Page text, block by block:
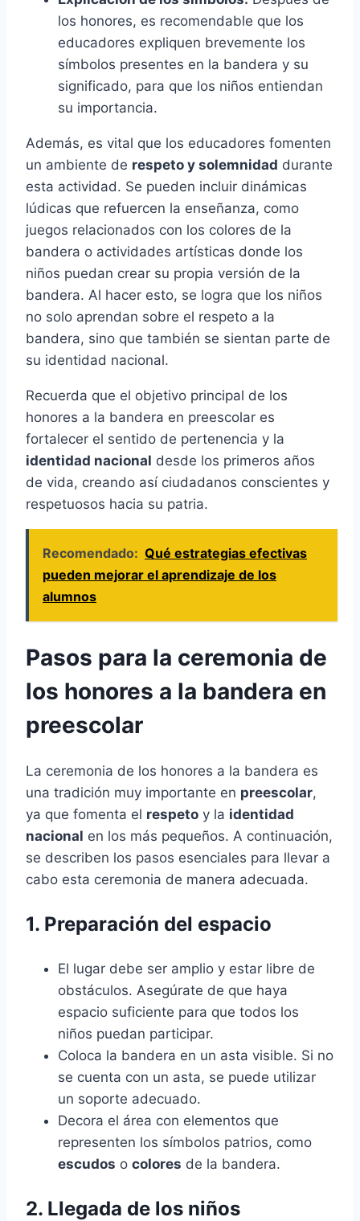
los honores, es recomendable que los
educadores expliquen brevemente los
símbolos presentes en la bandera y su
significado, para que los niños entiendan
su importancia.
Además, es vital que los educadores fomenten
un ambiente de respeto y solemnidad durante
esta actividad. Se pueden incluir dinámicas
lúdicas que refuercen la enseñanza, como
juegos relacionados con los colores de la
bandera o actividades artísticas donde los
niños puedan crear su propia versión de la
bandera. Al hacer esto, se logra que los niños
no solo aprendan sobre el respeto a la
bandera, sino que también se sientan parte de
su identidad nacional.
Recuerda que el objetivo principal de los
honores a la bandera en preescolar es
fortalecer el sentido de pertenencia y la
identidad nacional desde los primeros años
de vida, creando así ciudadanos conscientes y
respetuosos hacia su patria.
Recomendado: Qué estrategias efectivas
pueden mejorar el aprendizaje de los
alumnos
Pasos para la ceremonia de
los honores a la bandera en
preescolar
La ceremonia de los honores a la bandera es
una tradición muy importante en preescolar,
ya que fomenta el respeto y la identidad
nacional en los más pequeños. A continuación,
se describen los pasos esenciales para llevar a
cabo esta ceremonia de manera adecuada.
1. Preparación del espacio
El lugar debe ser amplio y estar libre de
obstáculos. Asegúrate de que haya
espacio suficiente para que todos los
niños puedan participar.
Coloca la bandera en un asta visible. Si no
se cuenta con un asta, se puede utilizar
un soporte adecuado.
Decora el área con elementos que
representen los símbolos patrios, como
escudos o colores de la bandera.
2. Llegada de los niños